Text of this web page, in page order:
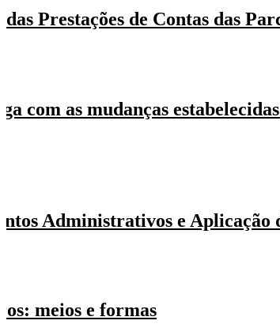
Prestações de Contas das
com as mudanças
Administrativos e Aplicação
meios e formas